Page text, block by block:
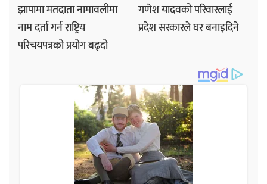
झापामा मतदाता नामावलीमा
नाम दर्ता गर्न राष्ट्रिय
परिचयपत्रको प्रयोग बढ्दो
गणेश यादवको परिवारलाई
प्रदेश सरकारले घर बनाइदिने